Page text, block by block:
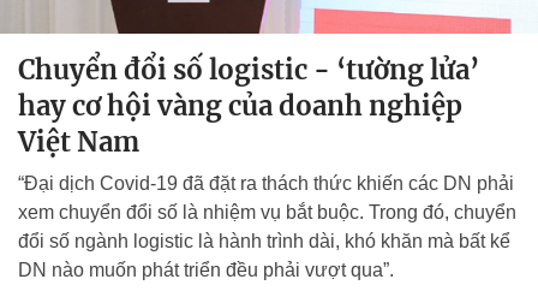
Chuyển đổi số logistic - ‘tường lửa’
hay cơ hội vàng của doanh nghiệp
Việt Nam
“Đại dịch Covid-19 đã đặt ra thách thức khiến các DN phải
xem chuyển đổi số là nhiệm vụ bắt buộc. Trong đó, chuyển
đổi số ngành logistic là hành trình dài, khó khăn mà bất kể
DN nào muốn phát triển đều phải vượt qua”.